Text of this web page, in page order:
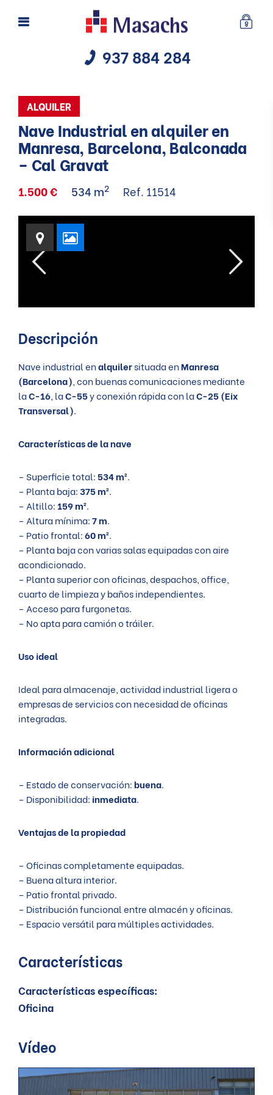
937 884 284
ALQUILER
Nave Industrial en alquiler en
Manresa, Barcelona, Balconada
– Cal Gravat
1.500 € 534 m2 Ref. 11514
Descripción
Nave industrial enalquilersituada enManresa
(Barcelona) , con buenas comunicaciones mediante
laC-16 , laC-55y conexión rápida con laC-25 (Eix
Transversal).
Características de la nave
– Superficie total:534 m².
– Planta baja:375 m².
– Altillo: 159 m².
– Altura mínima:7 m.
– Patio frontal:60 m².
– Planta baja con varias salas equipadas con aire
acondicionado.
– Planta superior con oficinas, despachos, office,
cuarto de limpieza y baños independientes.
– Acceso para furgonetas.
– No apta para camión o tráiler.
Uso ideal
Ideal para almacenaje, actividad industrial ligera o
empresas de servicios con necesidad de oficinas
integradas.
Información adicional
– Estado de conservación:buena.
– Disponibilidad: inmediata.
Ventajas de la propiedad
– Oficinas completamente equipadas.
– Buena altura interior.
– Patio frontal privado.
– Distribución funcional entre almacén y oficinas.
– Espacio versátil para múltiples actividades.
Características
Características específicas:
oficina
Vídeo